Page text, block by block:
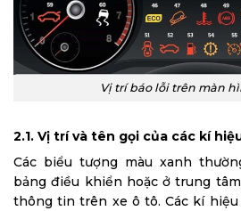
Vị trí báo lỗi trên màn
2.1. Vị trí và tên gọi của các kí
Các biểu tượng màu xanh
bảng điều khiển hoặc ở trung
thông tin trên xe ô tô. Các kí